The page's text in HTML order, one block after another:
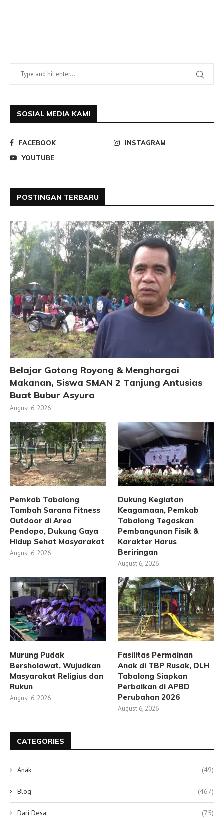
SOSIAL MEDIA KAMI
FACEBOOK
INSTAGRAM
YOUTUBE
POSTINGAN TERBARU
Belajar Gotong Royong & Menghargai
Makanan, Siswa SMAN 2 Tanjung Antusias
Buat Bubur Asyura
August 6, 2026
Pemkab Tabalong
Tambah Sarana Fitness
Outdoor di Area
Pendopo, Dukung Gaya
Hidup Sehat Masyarakat
August 6, 2026
Dukung Kegiatan
Keagamaan, Pemkab
Tabalong Tegaskan
Pembangunan Fisik &
Karakter Harus
Beriringan
August 6, 2026
Murung Pudak
Bersholawat, Wujudkan
Masyarakat Religius dan
Rukun
August 6, 2026
Fasilitas Permainan
Anak di TBP Rusak, DLH
Tabalong Siapkan
Perbaikan di APBD
Perubahan 2026
August 6, 2026
CATEGORIES
Anak (49)
Blog (467)
Dari Desa (75)